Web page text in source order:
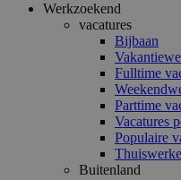
Werkzoekend
vacatures
Bijbaan
Fulltime
Parttime
Vacatures
Populaire
Buitenland